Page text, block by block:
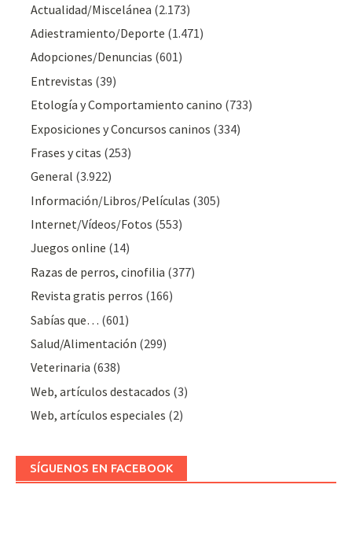
Actualidad/Miscelánea (2.173)
Adiestramiento/Deporte (1.471)
Adopciones/Denuncias (601)
Entrevistas (39)
Etología y Comportamiento canino (733)
Exposiciones y Concursos caninos (334)
Frases y citas (253)
General (3.922)
Información/Libros/Películas (305)
Internet/Vídeos/Fotos (553)
Juegos online (14)
Razas de perros, cinofilia (377)
Revista gratis perros (166)
Sabías que… (601)
Salud/Alimentación (299)
Veterinaria (638)
Web, artículos destacados (3)
Web, artículos especiales (2)
SÍGUENOS EN FACEBOOK